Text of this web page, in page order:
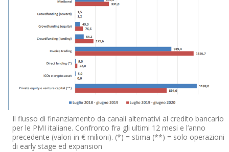
Il flusso di finanziamento da canali alternativi al credito bancario
per le PMI italiane. Confronto fra gli ultimi 12 mesi e l’anno
precedente (valori in € milioni). (*) = stima (**) = solo operazioni
di early stage ed expansion